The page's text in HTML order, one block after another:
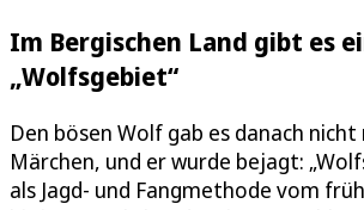
Im Bergischen Land gibt es
„Wolfsgebiet“
Den bösen Wolf gab es danach
Märchen, und er wurde bejagt:
als Jagd- und Fangmethode vom